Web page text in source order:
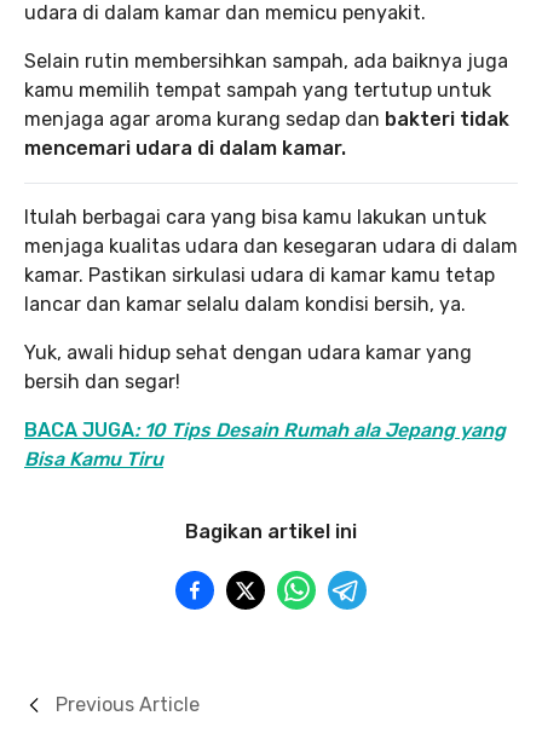
udara di dalam kamar dan memicu penyakit.
Selain rutin membersihkan sampah, ada baiknya juga
kamu memilih tempat sampah yang tertutup untuk
menjaga agar aroma kurang sedap dan bakteri tidak
mencemari udara di dalam kamar.
Itulah berbagai cara yang bisa kamu lakukan untuk
menjaga kualitas udara dan kesegaran udara di dalam
kamar. Pastikan sirkulasi udara di kamar kamu tetap
lancar dan kamar selalu dalam kondisi bersih, ya.
Yuk, awali hidup sehat dengan udara kamar yang
bersih dan segar!
BACA JUGA: 10 Tips Desain Rumah ala Jepang yang
Bisa Kamu Tiru
Bagikan artikel ini
Previous Article